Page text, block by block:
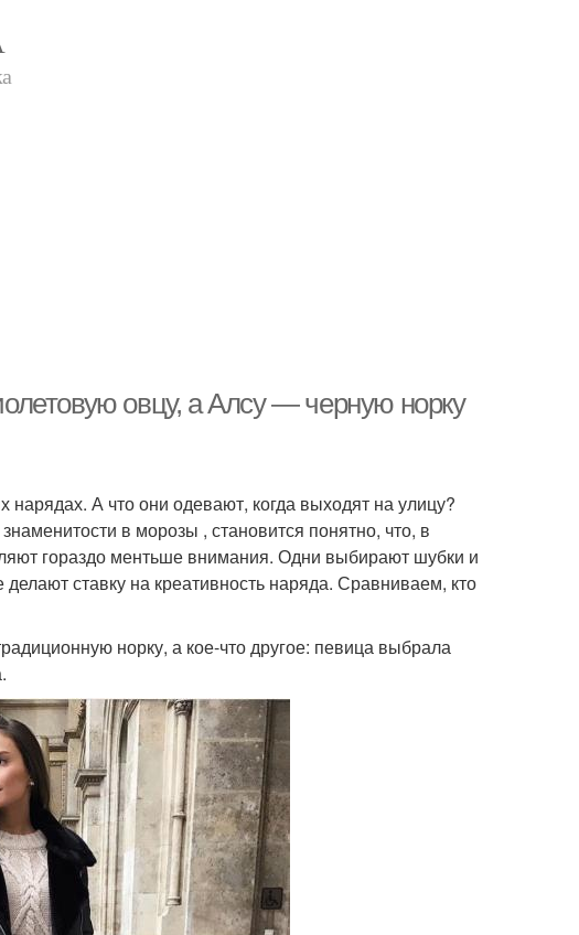
овцу, а Алсу — черную норку
А что они одевают, когда выходят на улицу?
в морозы , становится понятно, что, в
гораздо ментьше внимания. Одни выбирают шубки и
ставку на креативность наряда. Сравниваем, кто
норку, а кое-что другое: певица выбрала